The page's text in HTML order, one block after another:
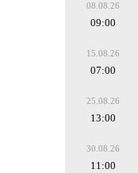
08.08.26
09:00
15.08.26
07:00
25.08.26
13:00
30.08.26
11:00